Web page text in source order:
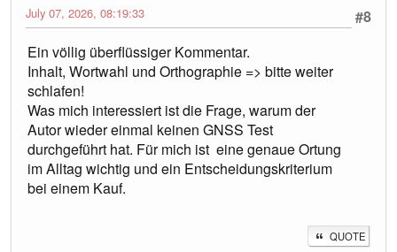
#8
July 07, 2026, 08:19:33
Ein völlig überflüssiger Kommentar.
Inhalt, Wortwahl und Orthographie => bitte weiter
schlafen!
Was mich interessiert ist die Frage, warum der
Autor wieder einmal keinen GNSS Test
durchgeführt hat. Für mich ist eine genaue Ortung
im Alltag wichtig und ein Entscheidungskriterium
bei einem Kauf.
QUOTE